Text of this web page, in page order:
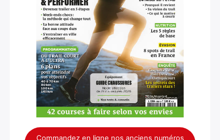
Commandez en ligne nos anciens numéros